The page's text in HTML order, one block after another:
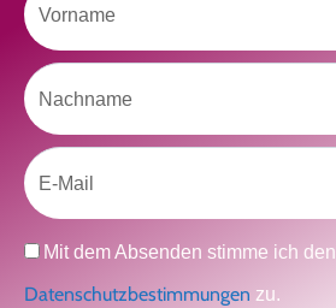
Nachname
Email
Datenschutz
Mit dem Absenden stimme ich den
Datenschutzbestimmungen zu.